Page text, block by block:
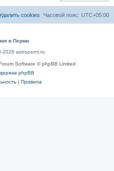
Часовой пояс: UTC+05:00
cookies
в Перми
2026 astroperm.ru
Software © phpBB Limited
phpBB
| Правила